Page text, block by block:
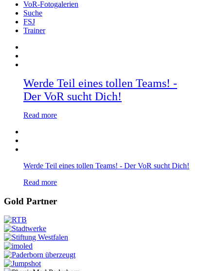
VoR-Fotogalerien
Suche
FSJ
Trainer
Werde Teil eines tollen Teams! -
Der VoR sucht Dich!
Read more
Werde Teil eines tollen Teams! - Der VoR sucht Dich!
Read more
Gold Partner